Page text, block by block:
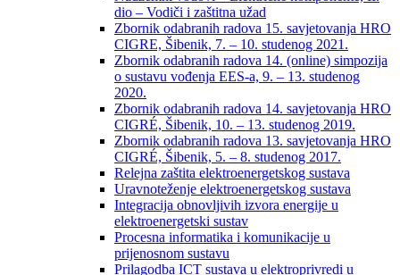
dio – Vodiči i zaštitna užad
Zbornik odabranih radova 15. savjetovanja HRO
CIGRE, Šibenik, 7. – 10. studenog 2021.
Zbornik odabranih radova 14. (online) simpozija
o sustavu vođenja EES-a, 9. – 13. studenog
2020.
Zbornik odabranih radova 14. savjetovanja HRO
CIGRÉ, Šibenik, 10. – 13. studenog 2019.
Zbornik odabranih radova 13. savjetovanja HRO
CIGRÉ, Šibenik, 5. – 8. studenog 2017.
Relejna zaštita elektroenergetskog sustava
Uravnoteženje elektroenergetskog sustava
Integracija obnovljivih izvora energije u
elektroenergetski sustav
Procesna informatika i komunikacije u
prijenosnom sustavu
Prilagodba ICT sustava u elektroprivredi u